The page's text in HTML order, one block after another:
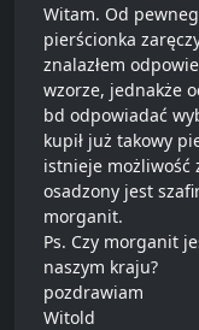
Witam. Od
pierścionka
znalazłem
wzorze, jednakże
bd odpowiadać
kupił już takowy
istnieje możliwość
osadzony jest
morganit.
Ps. Czy morganit
naszym kraju?
pozdrawiam
Witold